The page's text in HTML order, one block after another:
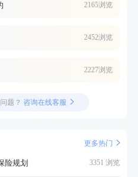
2165浏览
2452浏览
2227浏览
题？ 咨询在线客服
更多热门
险规划 3351 浏览